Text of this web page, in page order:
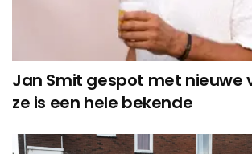
Jan Smit gespot met nieuwe
ze is een hele bekende